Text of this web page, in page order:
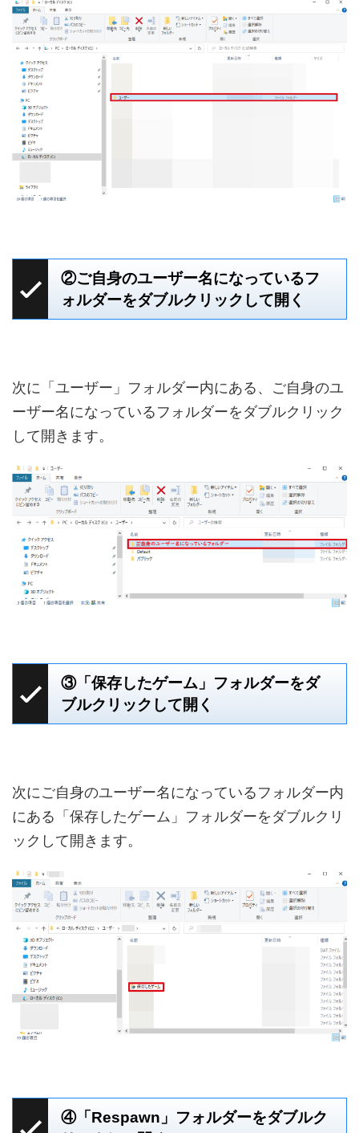
②ご自身のユーザー名になっているフ
ォルダーをダブルクリックして開く
次に「ユーザー」フォルダー内にある、ご自身のユ
ーザー名になっているフォルダーをダブルクリック
して開きます。
③「保存したゲーム」フォルダーをダ
ブルクリックして開く
次にご自身のユーザー名になっているフォルダー内
にある「保存したゲーム」フォルダーをダブルクリ
ックして開きます。
④「Respawn」フォルダーをダブルク